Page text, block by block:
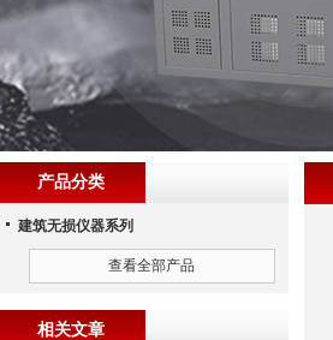
产品分类
建筑无损仪器系列
查看全部产品
相关文章